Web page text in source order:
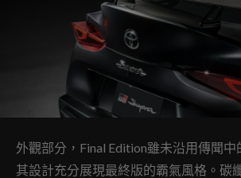
外觀部分，Final Edition雖未沿用傳聞
其設計充分展現最終版的霸氣風格。碳